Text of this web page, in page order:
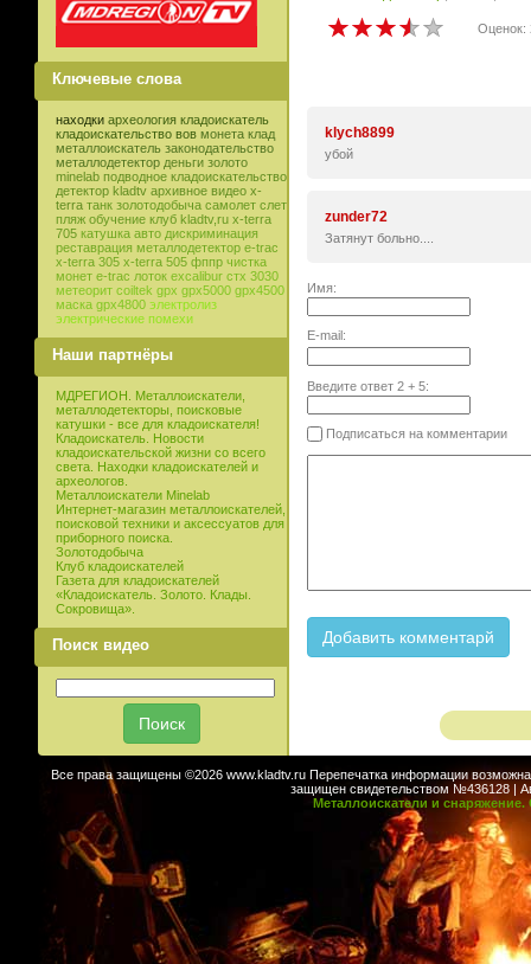
Ключевые слова
находки археология кладоискатель
кладоискательство вов монета клад
металлоискатель законодательство
металлодетектор деньги золото
minelab подводное кладоискательство
детектор kladtv архивное видео x-
terra танк золотодобыча самолет слет
пляж обучение клуб kladtv,ru x-terra
705 катушка авто дискриминация
реставрация металлодетектор e-trac
x-terra 305 x-terra 505 фппр чистка
монет e-trac лоток excalibur стх 3030
метеорит coiltek gpx gpx5000 gpx4500
маска gpx4800 электролиз
электрические помехи
Наши партнёры
МДРЕГИОН. Металлоискатели,
металлодетекторы, поисковые
катушки - все для кладоискателя!
Кладоискатель. Новости
кладоискательской жизни со всего
света. Находки кладоискателей и
археологов.
Металлоискатели Minelab
Интернет-магазин металлоискателей,
поисковой техники и аксессуатов для
приборного поиска.
Золотодобыча
Клуб кладоискателей
Газета для кладоискателей
«Кладоискатель. Золото. Клады.
Сокровища».
Поиск видео
Оценок:
klych8899
убой
zunder72
Затянут больно....
Имя:
E-mail:
Введите ответ 2+ 5:
Подписаться на комментарии
Все права защищены ©2026 www.kladtv.ru Перепечатка информации возможна
защищен свидетельством №436128 |
Металлоискатели и